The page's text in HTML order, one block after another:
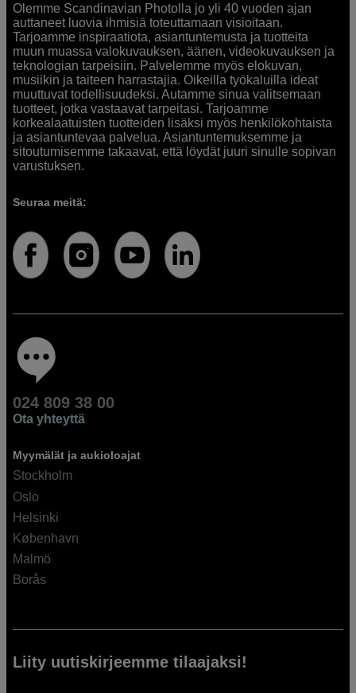
Olemme Scandinavian Photolla jo yli 40 vuoden ajan
auttaneet luovia ihmisiä toteuttamaan visioitaan.
Tarjoamme inspiraatiota, asiantuntemusta ja tuotteita
muun muassa valokuvauksen, äänen, videokuvauksen ja
teknologian tarpeisiin. Palvelemme myös elokuvan,
musiikin ja taiteen harrastajia. Oikeilla työkaluilla ideat
muuttuvat todellisuudeksi. Autamme sinua valitsemaan
tuotteet, jotka vastaavat tarpeitasi. Tarjoamme
korkealaatuisten tuotteiden lisäksi myös henkilökohtaista
ja asiantuntevaa palvelua. Asiantuntemuksemme ja
sitoutumisemme takaavat, että löydät juuri sinulle sopivan
varustuksen.
Seuraa meitä:
024 809 38 00
Ota yhteyttä
Myymälät ja aukioloajat
Stockholm
Oslo
Helsinki
København
Malmö
Borås
Liity uutiskirjeemme tilaajaksi!